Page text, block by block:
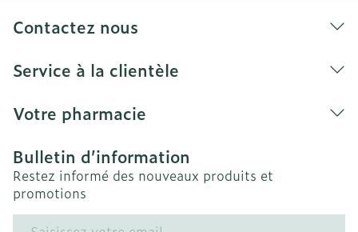
Contactez nous
Service à la clientèle
Votre pharmacie
Bulletin d’information
Restez informé des nouveaux produits et
promotions
Adresse mail